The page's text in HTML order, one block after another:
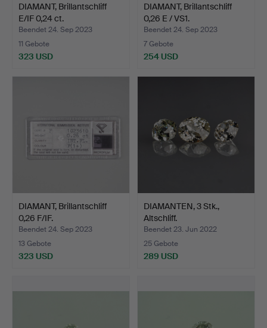
DIAMANT, Brillantschliff
E/IF 0,24 ct.
Beendet 24. Sep 2023
11 Gebote
323 USD
DIAMANT, Brillantschliff
0,26 E / VS1.
Beendet 24. Sep 2023
7 Gebote
254 USD
DIAMANT, Brillantschliff
0,26 F/IF.
Beendet 24. Sep 2023
13 Gebote
323 USD
DIAMANTEN, 3 Stk.,
Altschliff.
Beendet 23. Jun 2022
25 Gebote
289 USD